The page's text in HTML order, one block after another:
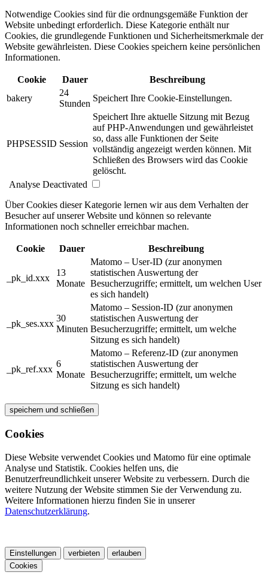
Notwendige Cookies sind für die ordnungsgemäße Funktion der
Website unbedingt erforderlich. Diese Kategorie enthält nur
Cookies, die grundlegende Funktionen und Sicherheitsmerkmale der
Website gewährleisten. Diese Cookies speichern keine persönlichen
Informationen.
Cookie Dauer
Beschreibung
bakery
24
Stunden
Speichert Ihre Cookie-Einstellungen.
PHPSESSID Session
Speichert Ihre aktuelle Sitzung mit Bezug
auf PHP-Anwendungen und gewährleistet
so, dass alle Funktionen der Seite
vollständig angezeigt werden können. Mit
Schließen des Browsers wird das Cookie
gelöscht.
Analyse Deactivated
Über Cookies dieser Kategorie lernen wir aus dem Verhalten der
Besucher auf unserer Website und können so relevante
Informationen noch schneller erreichbar machen.
Cookie Dauer Beschreibung
_pk_id.xxx
13
Monate
Matomo – User-ID (zur anonymen
statistischen Auswertung der
Besucherzugriffe; ermittelt, um welchen User
es sich handelt)
_pk_ses.xxx
30
Minuten
Matomo – Session-ID (zur anonymen
statistischen Auswertung der
Besucherzugriffe; ermittelt, um welche
Sitzung es sich handelt)
_pk_ref.xxx
6
Monate
Matomo – Referenz-ID (zur anonymen
statistischen Auswertung der
Besucherzugriffe; ermittelt, um welche
Sitzung es sich handelt)
speichern und schließen
Cookies
Diese Website verwendet Cookies und Matomo für eine optimale
Analyse und Statistik. Cookies helfen uns, die
Benutzerfreundlichkeit unserer Website zu verbessern. Durch die
weitere Nutzung der Website stimmen Sie der Verwendung zu.
Weitere Informationen hierzu finden Sie in unserer
Datenschutzerklärung.
Einstellungen verbieten
erlauben
Cookies